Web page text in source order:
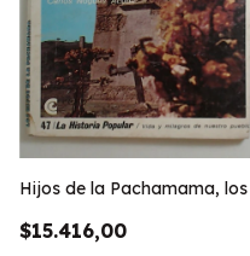
Hijos de la Pachamama, los
$15.416,00